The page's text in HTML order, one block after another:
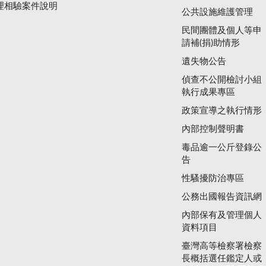
相驗案件說明
公共設施維護管理
民間團體及個人等申
請補(捐)助情形
遺失物公告
偵查不公開檢討小組
執行成果專區
政策宣導之執行情形
內部控制聲明書
毒品逾一公斤登錄公
告
性騷擾防治專區
公務出國報告資訊網
內部保有及管理個人
資料項目
臺灣高等檢察署檢察
長概括選任鑑定人或